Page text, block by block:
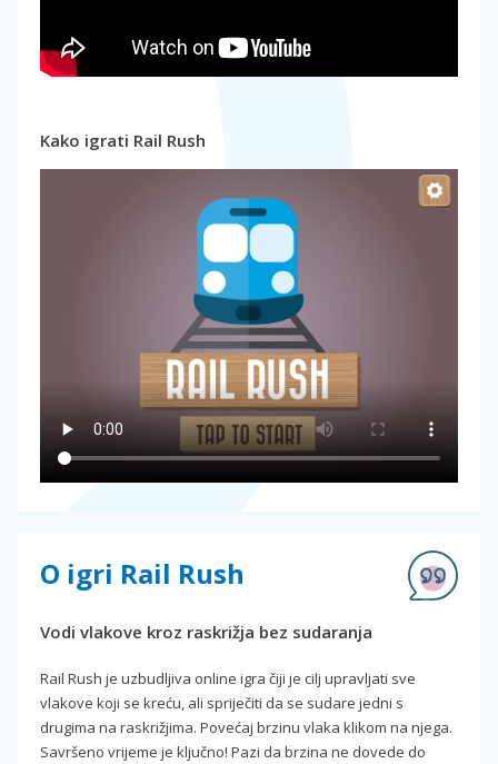
Kako igrati Rail Rush
O igri Rail Rush
Vodi vlakove kroz raskrižja bez sudaranja
Rail Rush je uzbudljiva online igra čiji je cilj upravljati sve
vlakove koji se kreću, ali spriječiti da se sudare jedni s
drugima na raskrižjima. Povećaj brzinu vlaka klikom na njega.
Savršeno vrijeme je ključno! Pazi da brzina ne dovede do